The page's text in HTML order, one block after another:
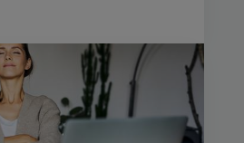
o coração
possível, os fatores de risco e
é necessário investir num